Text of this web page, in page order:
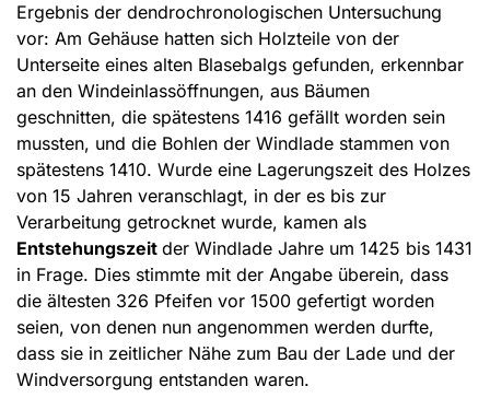
Ergebnis der dendrochronologischen Untersuchung
vor: Am Gehäuse hatten sich Holzteile von der
Unterseite eines alten Blasebalgs gefunden, erkennbar
an den Windeinlassöffnungen, aus Bäumen
geschnitten, die spätestens 1416 gefällt worden sein
mussten, und die Bohlen der Windlade stammen von
spätestens 1410. Wurde eine Lagerungszeit des Holzes
von 15 Jahren veranschlagt, in der es bis zur
Verarbeitung getrocknet wurde, kamen als
Entstehungszeit der Windlade Jahre um 1425 bis 1431
in Frage. Dies stimmte mit der Angabe überein, dass
die ältesten 326 Pfeifen vor 1500 gefertigt worden
seien, von denen nun angenommen werden durfte,
dass sie in zeitlicher Nähe zum Bau der Lade und der
Windversorgung entstanden waren.